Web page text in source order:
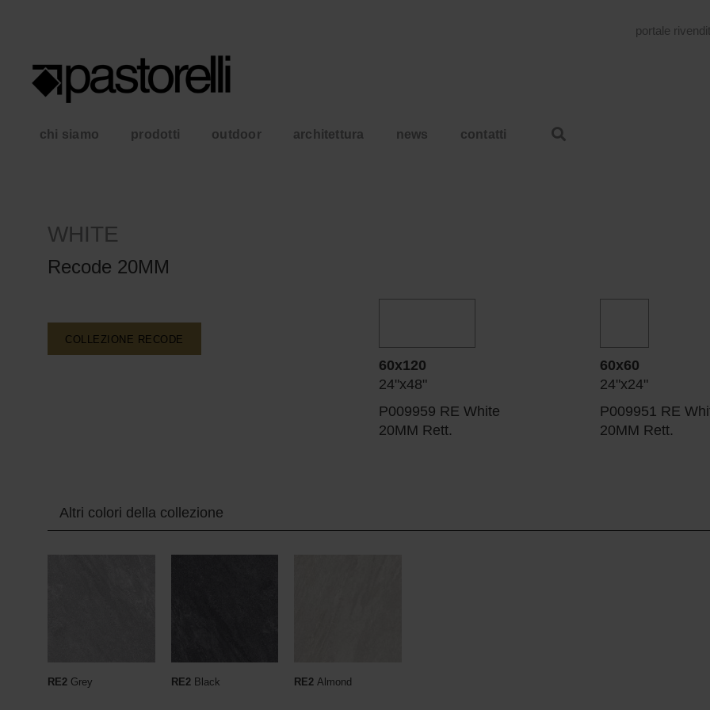
portale
chi siamo prodotti outdoor architettura news contatti
WHITE
Recode 20MM
COLLEZIONE RECODE
60x120
24"x48"
P009959 RE White
20MM Rett.
60x60
24"x24"
P009951 RE
20MM Rett.
Altri colori della collezione
RE2 Grey RE2 Black RE2 Almond